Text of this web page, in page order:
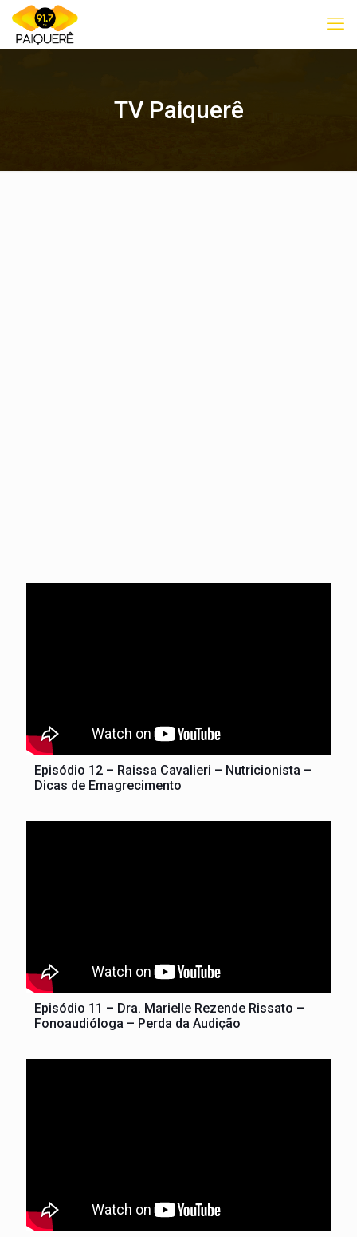
TV Paiquerê
Episódio 12 – Raissa Cavalieri – Nutricionista –
Dicas de Emagrecimento
Episódio 11 – Dra. Marielle Rezende Rissato –
Fonoaudióloga – Perda da Audição